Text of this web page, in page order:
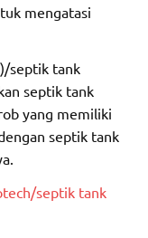
mengatasi
septik tank
septik tank
yang memiliki
septik tank
septik tank